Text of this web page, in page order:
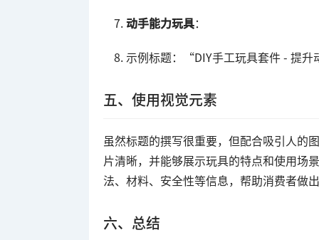
动手能力玩具：
示例标题：“DIY手工玩具套件 - 提
五、使用视觉元素
虽然标题的撰写很重要，但配合吸引人的
片清晰，并能够展示玩具的特点和使用场
法、材料、安全性等信息，帮助消费者做
六、总结